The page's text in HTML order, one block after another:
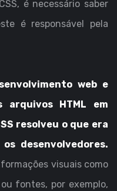
é necessário saber
é responsável pela
web e
arquivos HTML em
resolveu o que era
desenvolvedores.
visuais como
fontes, por exemplo,